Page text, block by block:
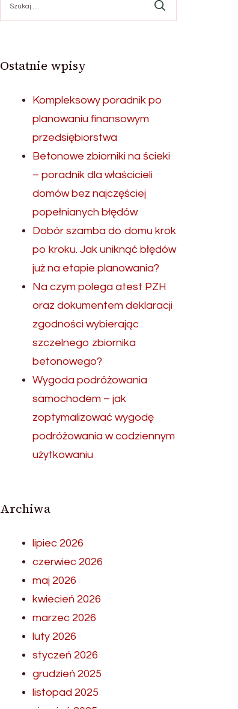
Ostatnie wpisy
Kompleksowy poradnik po
planowaniu finansowym
przedsiębiorstwa
Betonowe zbiorniki na ścieki
– poradnik dla właścicieli
domów bez najczęściej
popełnianych błędów
Dobór szamba do domu krok
po kroku. Jak uniknąć błędów
już na etapie planowania?
Na czym polega atest PZH
oraz dokumentem deklaracji
zgodności wybierając
szczelnego zbiornika
betonowego?
Wygoda podróżowania
samochodem – jak
zoptymalizować wygodę
podróżowania w codziennym
użytkowaniu
Archiwa
lipiec 2026
czerwiec 2026
maj 2026
kwiecień 2026
marzec 2026
luty 2026
styczeń 2026
grudzień 2025
listopad 2025